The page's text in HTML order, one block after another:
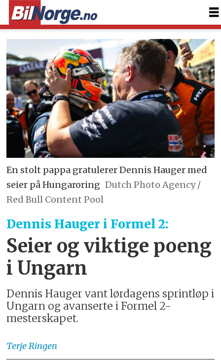
En stolt pappa gratulerer Dennis Hauger med
seier på Hungaroring Dutch Photo Agency /
Red Bull Content Pool
Dennis Hauger i Formel 2:
Seier og viktige poeng
i Ungarn
Dennis Hauger vant lørdagens sprintløp i
Ungarn og avanserte i Formel 2-
mesterskapet.
TerjeRingen